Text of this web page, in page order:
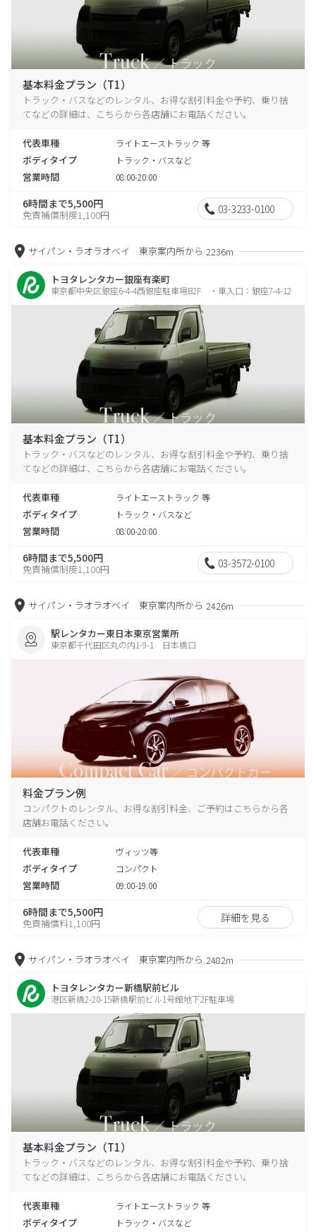
基本料金プラン（T1）
トラック・バスなどのレンタル、お得な割引料金や予約、乗り捨
てなどの詳細は、こちらから各店舗にお電話ください。
代表車種 ライトエーストラック 等
ボディタイプ トラック・バスなど
営業時間 08:00-20:00
6時間まで5,500円
免責補償制度1,100円 03-3233-0100
サイパン・ラオラオベイ 東京案内所から 2236m
トヨタレンタカー銀座有楽町
東京都中央区銀座6-4-4西銀座駐車場B2F ・車入口：銀座7-4-12
基本料金プラン（T1）
トラック・バスなどのレンタル、お得な割引料金や予約、乗り捨
てなどの詳細は、こちらから各店舗にお電話ください。
代表車種 ライトエーストラック 等
ボディタイプ トラック・バスなど
営業時間 08:00-20:00
6時間まで5,500円
免責補償制度1,100円 03-3572-0100
サイパン・ラオラオベイ 東京案内所から 2426m
駅レンタカー東日本東京営業所
東京都千代田区丸の内1-9-1 日本橋口
料金プラン例
コンパクトのレンタル、お得な割引料金、ご予約はこちらから各
店舗お電話ください。
代表車種 ヴィッツ等
ボディタイプ コンパクト
営業時間 09:00-19:00
6時間まで5,500円
免責補償料1,100円 詳細を見る
サイパン・ラオラオベイ 東京案内所から 2482m
トヨタレンタカー新橋駅前ビル
港区新橋2-20-15新橋駅前ビル1号館地下2F駐車場
基本料金プラン（T1）
トラック・バスなどのレンタル、お得な割引料金や予約、乗り捨
てなどの詳細は、こちらから各店舗にお電話ください。
代表車種 ライトエーストラック 等
ボディタイプ トラック・バスなど